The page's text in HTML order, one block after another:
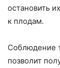
остановить
к плодам.
Соблюдение
позволит